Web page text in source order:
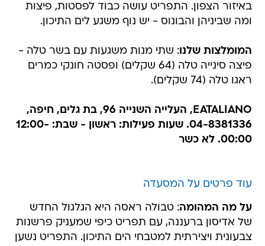
באיזור הצפון. התפריט עושה כבוד לפסטות, פיצות
ומה שביניהן והבונוס - יש נוף משגע לים התיכון.
המומלצות שלנו: שתי מנות משגעות עם בשר טלה -
פיצה סינייה טלה (64 שקלים) ופסטה חונקי כמרים
ראגו טלה (74 שקלים).
EATALIANO, העלייה השנייה 96, בת גלים, חיפה,
04-8381336. שעות פעילות: ראשון - שבת: 12:00-
00:00. לא כשר
עוד פרטים על המסעדה
על מה המהומה: טבולה ראסה היא הגלגול החדש
של אדיסון ברעננה, עם תפריט כיפי שמעניק פרשנות
צבעונית ויצירתית למטבחי הים התיכון. התפריט נשען